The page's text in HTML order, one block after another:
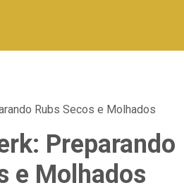
Rubs Secos e Molhados
Preparando
e Molhados